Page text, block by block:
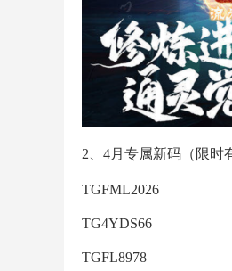
2、4月专属新码（限时
TGFML2026
TG4YDS66
TGFL8978